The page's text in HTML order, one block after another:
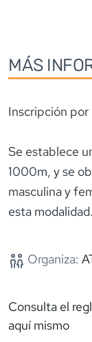
MÁS
Inscripción
Se establece
1000m, y se
masculina y
esta modalidad.
Organiza:
Consulta el
aquí mismo